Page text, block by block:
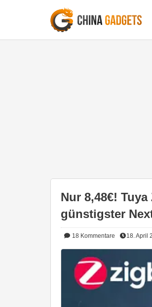
Nur 8,48€!
günstigster
18 Kommentare 18. April